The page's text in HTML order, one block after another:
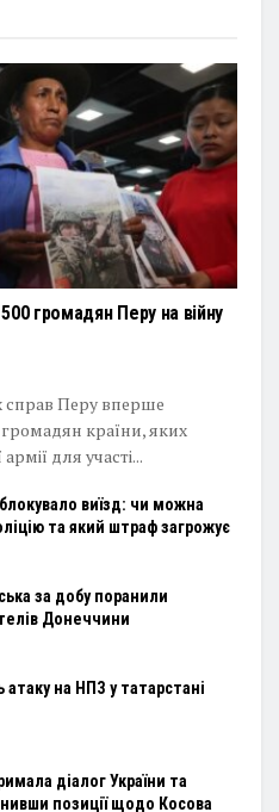
громадян Перу на війну
справ Перу вперше
країни, яких
для участі...
виїзд: чи можна
та який штраф загрожує
за добу поранили
Донеччини
атаку на НПЗ у татарстані
діалог України та
позиції щодо Косова